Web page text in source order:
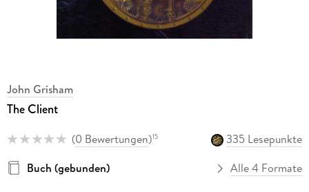
John Grisham
The Client
(0 Bewertungen)15
335 Lesepunkte
Buch (gebunden)
Alle 4 Formate